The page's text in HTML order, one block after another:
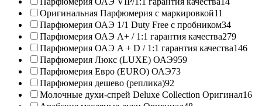
Оригинальная Парфюмерия с маркировкой11
Парфюмерия ОАЭ 1/1 Duty Free с пробником34
Парфюмерия ОАЭ A+ / 1:1 гарантия качества279
Парфюмерия ОАЭ A + D / 1:1 гарантия качества146
Парфюмерия Люкс (LUXE) ОАЭ959
Парфюмерия Евро (EURO) ОАЭ73
Парфюмерия дешево (реплика)92
Молочные духи-спрей Deluxe Collection Оригинал16